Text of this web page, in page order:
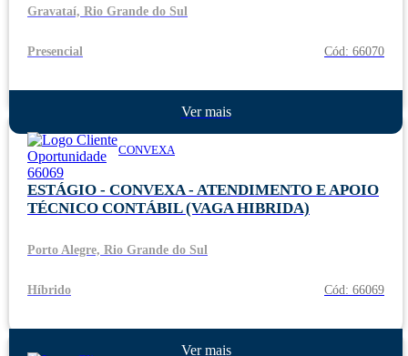
Gravataí, Rio Grande do Sul
Presencial Cód: 66070
Ver mais
CONVEXA
ESTÁGIO - CONVEXA - ATENDIMENTO E APOIO
TÉCNICO CONTÁBIL (VAGA HIBRIDA)
Porto Alegre, Rio Grande do Sul
Híbrido Cód: 66069
Ver mais